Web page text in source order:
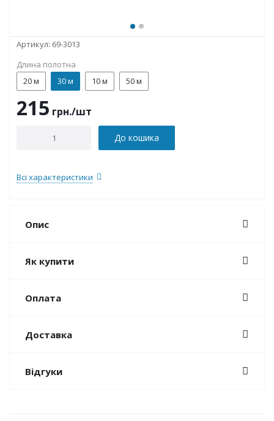
Артикул: 69-3013
Длина полотна
20 м
30 м 10 м 50 м
215 грн./шт
До кошика
Всі характеристики
Опис
Як купити
Оплата
Доставка
Відгуки